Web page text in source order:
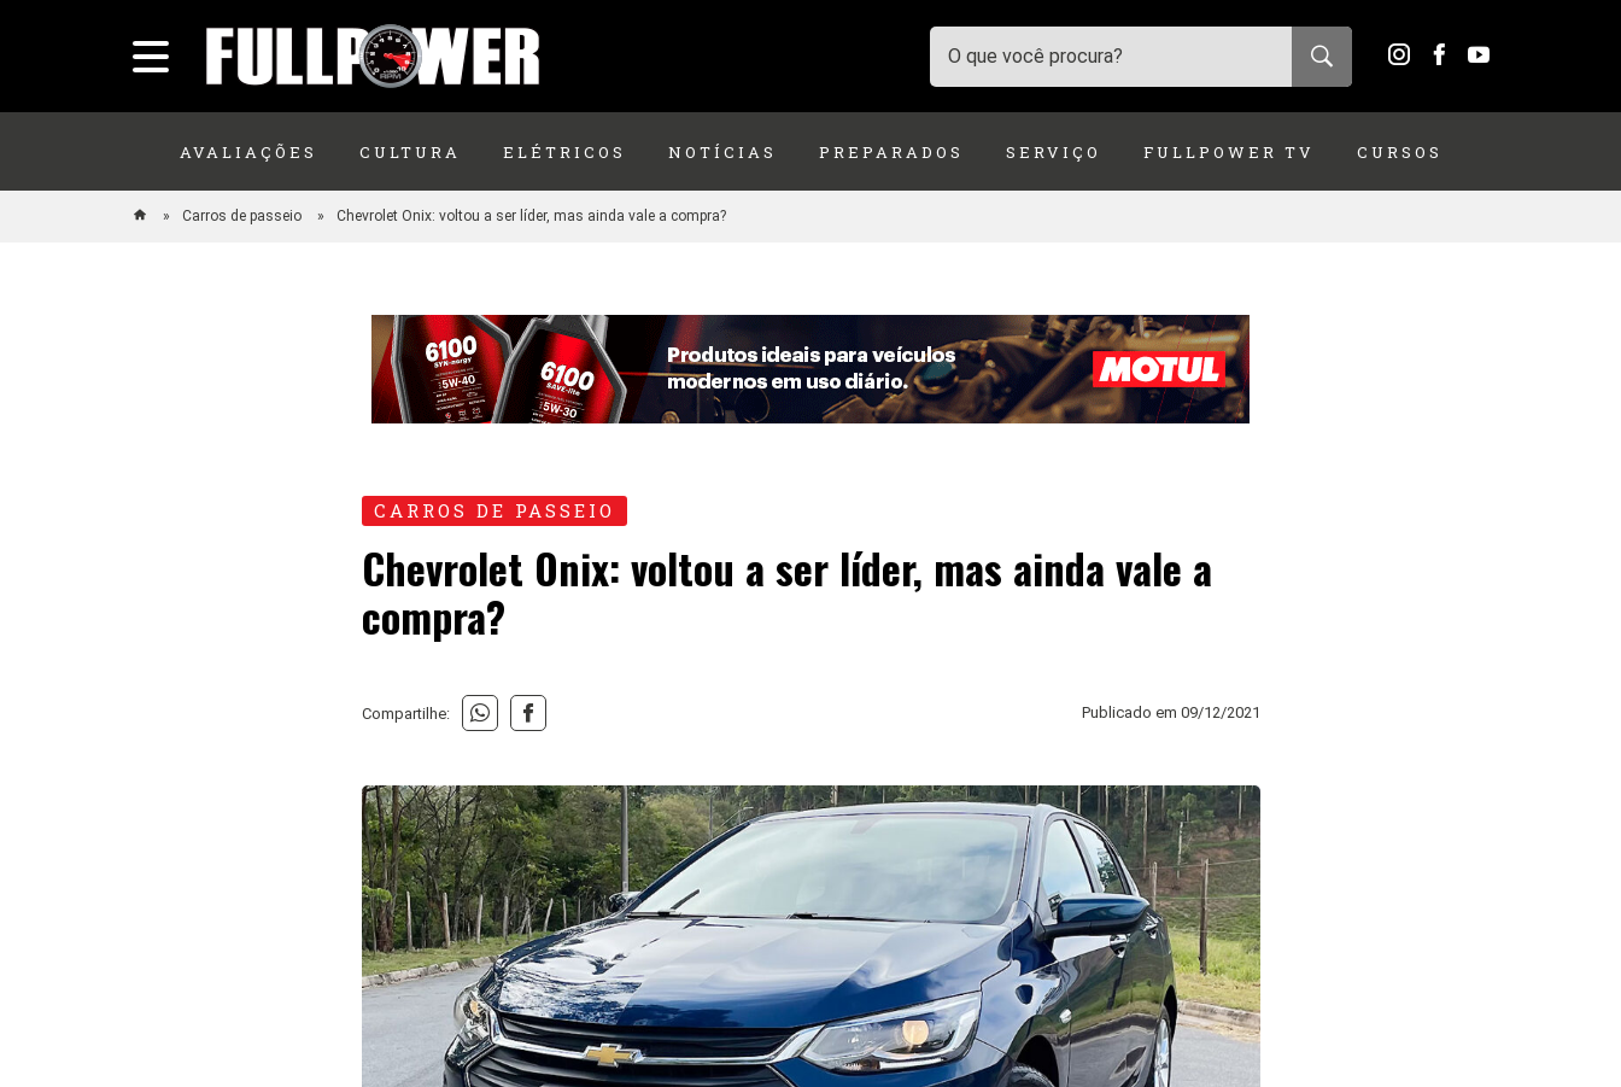
AVALIAÇÕES CULTURA ELÉTRICOS NOTÍCIAS PREPARADOS SERVIÇO FULLPOWER TV CURSOS
Carros de passeio Chevrolet Onix: voltou a ser líder, mas ainda vale a compra?
CARROS DE PASSEIO
Chevrolet Onix: voltou a ser líder, mas ainda vale a
compra?
Compartilhe: Publicado em 09/12/2021